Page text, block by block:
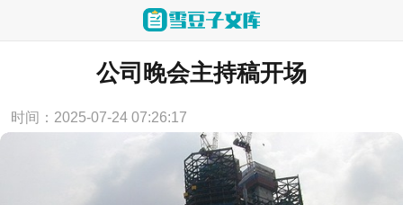
当前位置： 首页 > 实用范文
公司晚会主持稿开场
时间：2025-07-24 07:26:17